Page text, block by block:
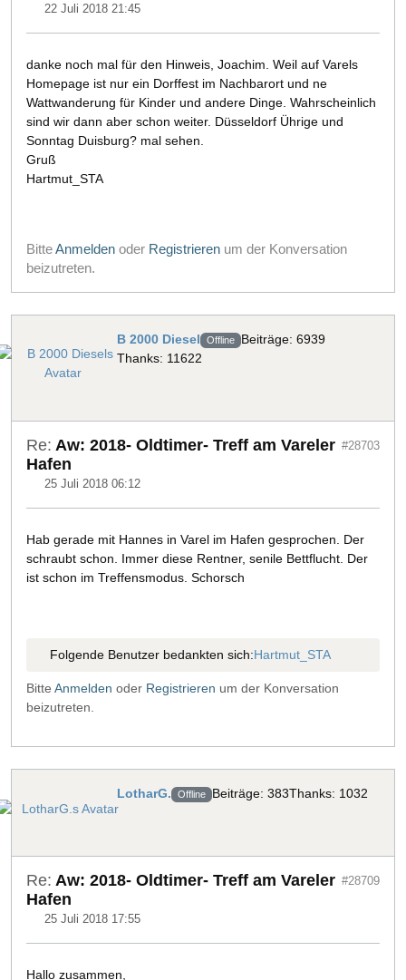
22 Juli 2018 21:45
danke noch mal für den Hinweis, Joachim. Weil auf Varels
Homepage ist nur ein Dorffest im Nachbarort und ne
Wattwanderung für Kinder und andere Dinge. Wahrscheinlich
sind wir dann aber schon weiter. Düsseldorf Ührige und
Sonntag Duisburg? mal sehen.
Gruß
Hartmut_STA
BitteAnmelden oder Registrieren um der Konversation
beizutreten.
B 2000 Diesel Offline Beiträge: 6939
Thanks: 11622
Re: Aw: 2018- Oldtimer- Treff am Vareler
Hafen
25 Juli 2018 06:12
#28703
Hab gerade mit Hannes in Varel im Hafen gesprochen. Der
schraubt schon. Immer diese Rentner, senile Bettflucht. Der
ist schon im Treffensmodus. Schorsch
Folgende Benutzer bedankten sich:Hartmut_STA
Bitte Anmelden oder Registrieren um der Konversation
beizutreten.
LotharG. Offline Beiträge: 383Thanks: 1032
Re: Aw: 2018- Oldtimer- Treff am Vareler
Hafen
25 Juli 2018 17:55
#28709
Hallo zusammen,